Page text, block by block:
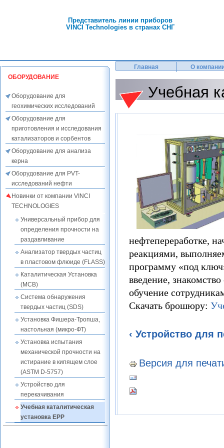
Представитель линии приборов
VINCI Technologies в странах СНГ
ОБОРУДОВАНИЕ
Оборудование для
геохимических исследований
Оборудование для
приготовления и исследования
катализаторов и сорбентов
Оборудование для анализа
керна
Оборудование для PVT-
исследований нефти
Новинки от компании VINCI
TECHNOLOGIES
Универсальный прибор для
определения прочности на
раздавливание
Анализатор твердых частиц
в пластовом флюиде (FLASS)
Каталитическая Установка
(MCB)
Система обнаружения
твердых частиц (SDS)
Установка Фишера-Тропша,
настольная (микро-ФТ)
Установка испытания
механической прочности на
истирание в кипящем слое
(ASTM D-5757)
Устройство для
перекачивания
Учебная каталитическая
установка EPP
Главная О
Учебная
нефтепереработке,
реакциями,
программу «под
введение,
обучение
Скачать брошюру:
‹ Устройство для
Версия для